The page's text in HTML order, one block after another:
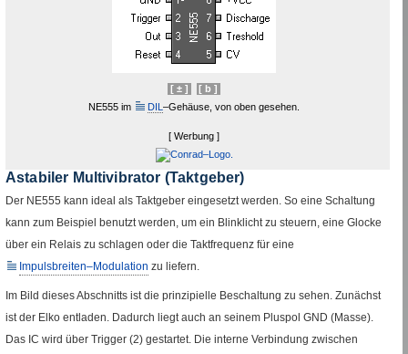
[ ± ]
[ b ]
NE555 im
Link
DIL–Gehäuse, von oben gesehen.
[ Werbung ]
Astabiler Multivibrator (Taktgeber)
Der NE555 kann ideal als Taktgeber eingesetzt werden. So eine Schaltung
kann zum Beispiel benutzt werden, um ein Blinklicht zu steuern, eine Glocke
über ein Relais zu schlagen oder die Taktfrequenz für eine
Link zum Glossar
Impulsbreiten–Modulation zu liefern.
Im Bild dieses Abschnitts ist die prinzipielle Beschaltung zu sehen. Zunächst
ist der Elko entladen. Dadurch liegt auch an seinem Pluspol GND (Masse).
Das IC wird über Trigger (2) gestartet. Die interne Verbindung zwischen